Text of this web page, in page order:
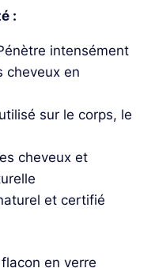
:
intensément
cheveux en
sur le corps, le
cheveux et
et certifié
en verre